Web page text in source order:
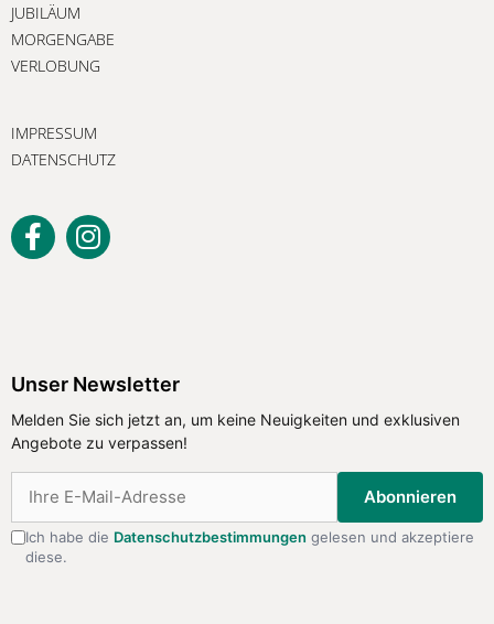
JUBILÄUM
MORGENGABE
VERLOBUNG
IMPRESSUM
DATENSCHUTZ
Unser Newsletter
Melden Sie sich jetzt an, um keine Neuigkeiten und exklusiven
Angebote zu verpassen!
Abonnieren
Ich habe die Datenschutzbestimmungen gelesen und akzeptiere
diese.
zu verpassen!
Abonnieren